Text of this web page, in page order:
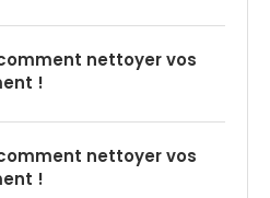
nettoyer vos
!
nettoyer vos
!